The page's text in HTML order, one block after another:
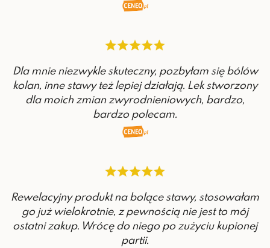
Dla mnie niezwykle skuteczny, pozbyłam się bólów
kolan, inne stawy też lepiej działają. Lek stworzony
dla moich zmian zwyrodnieniowych, bardzo,
bardzo polecam.
Rewelacyjny produkt na bolące stawy, stosowałam
go już wielokrotnie, z pewnością nie jest to mój
ostatni zakup. Wrócę do niego po zużyciu kupionej
partii.